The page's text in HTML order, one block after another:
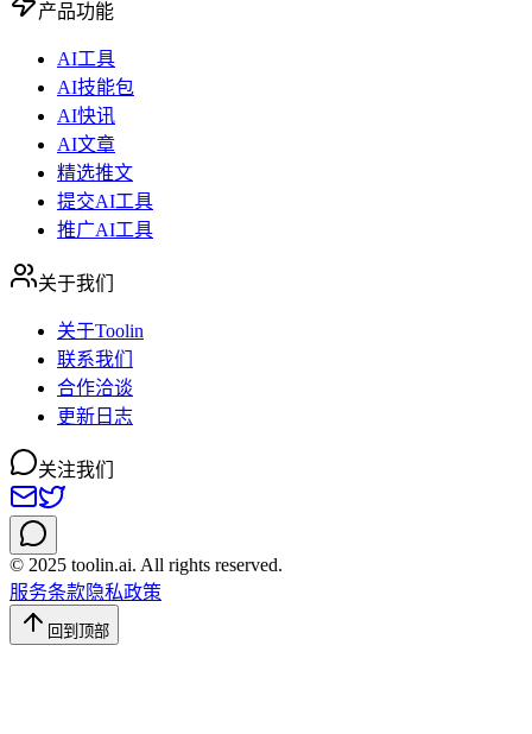
产品功能
AI工具
AI技能包
AI快讯
AI文章
精选推文
提交AI工具
推广AI工具
关于我们
关于Toolin
联系我们
合作洽谈
更新日志
关注我们
© 2025 toolin.ai. All rights reserved.
服务条款隐私政策
回到顶部